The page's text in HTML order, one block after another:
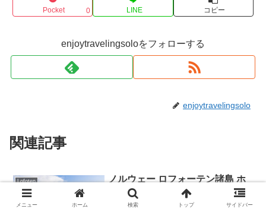
Pocket 0 LINE コピー
enjoytravelingsoloをフォローする
enjoytravelingsolo
関連記事
Lofoten
ノルウェー ロフォーテン諸島 ホ
テル・宿泊場所選び方 徹底ガイ
メニュー ホーム 検索 トップ サイドバー